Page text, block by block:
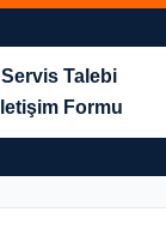
Servis Talebi
İletişim Formu